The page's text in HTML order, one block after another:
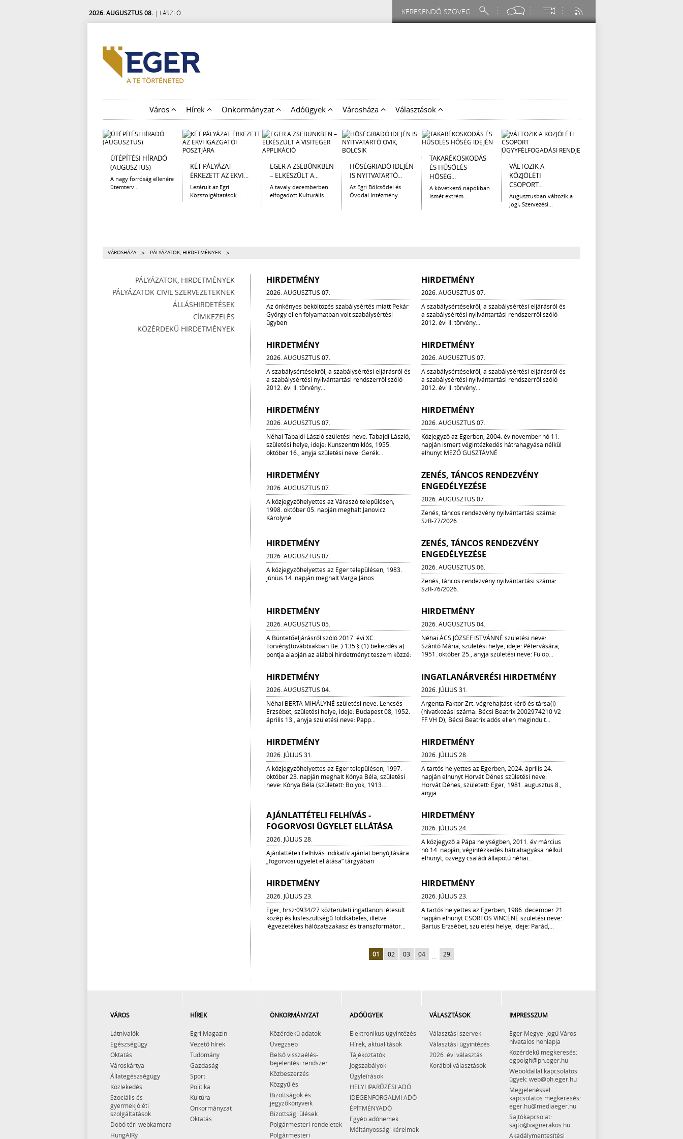
2026. AUGUSZTUS 08. | LÁSZLÓ
Város Hírek Önkormányzat Adóügyek Városháza Választások
ÚTÉPÍTÉSI HÍRADÓ
(AUGUSZTUS)
A nagy forróság ellenére
ütemterv...
KÉT PÁLYÁZAT
ÉRKEZETT AZ EKVI...
Lezárult az Egri
Közszolgáltatások...
EGER A ZSEBÜNKBEN
– ELKÉSZÜLT A...
A tavaly decemberben
elfogadott Kulturális...
HŐSÉGRIADÓ IDEJÉN
IS NYITVATARTÓ...
Az Egri Bölcsődei és
Óvodai Intézmény...
TAKARÉKOSKODÁS
ÉS HŰSÖLÉS
HŐSÉG...
A következő napokban
ismét extrém...
VÁLTOZIK A
KÖZJÓLÉTI
CSOPORT...
Augusztusban változik a
Jogi, Szervezési...
VÁROSHÁZA > PÁLYÁZATOK, HIRDETMÉNYEK >
PÁLYÁZATOK, HIRDETMÉNYEK
PÁLYÁZATOK CIVIL SZERVEZETEKNEK
ÁLLÁSHIRDETÉSEK
CÍMKEZELÉS
KÖZÉRDEKŰ HIRDETMÉNYEK
HIRDETMÉNY
2026. AUGUSZTUS 07.
Az önkényes beköltözés szabálysértés miatt Pekár
György ellen folyamatban volt szabálysértési
ügyben
HIRDETMÉNY
2026. AUGUSZTUS 07.
A szabálysértésekről, a szabálysértési eljárásról és
a szabálysértési nyilvántartási rendszerről szóló
2012. évi II. törvény...
HIRDETMÉNY
2026. AUGUSZTUS 07.
A szabálysértésekről, a szabálysértési eljárásról és
a szabálysértési nyilvántartási rendszerről szóló
2012. évi II. törvény...
HIRDETMÉNY
2026. AUGUSZTUS 07.
A szabálysértésekről, a szabálysértési eljárásról és
a szabálysértési nyilvántartási rendszerről szóló
2012. évi II. törvény...
HIRDETMÉNY
2026. AUGUSZTUS 07.
Néhai Tabajdi László születési neve: Tabajdi László,
születési helye, ideje: Kunszentmiklós, 1955.
október 16., anyja születési neve: Gerék...
HIRDETMÉNY
2026. AUGUSZTUS 07.
Közjegyző az Egerben, 2004. év november hó 11.
napján ismert végintézkedés hátrahagyása nélkül
elhunyt MEZŐ GUSZTÁVNÉ
HIRDETMÉNY
2026. AUGUSZTUS 07.
A közjegyzőhelyettes az Váraszó településen,
1998. október 05. napján meghalt Janovicz
Károlyné
ZENÉS, TÁNCOS RENDEZVÉNY
ENGEDÉLYEZÉSE
2026. AUGUSZTUS 07.
Zenés, táncos rendezvény nyilvántartási száma:
SzR-77/2026.
HIRDETMÉNY
2026. AUGUSZTUS 07.
A közjegyzőhelyettes az Eger településen, 1983.
június 14. napján meghalt Varga János
ZENÉS, TÁNCOS RENDEZVÉNY
ENGEDÉLYEZÉSE
2026. AUGUSZTUS 06.
Zenés, táncos rendezvény nyilvántartási száma:
SzR-76/2026.
HIRDETMÉNY
2026. AUGUSZTUS 05.
A Büntetőeljárásról szóló 2017. évi XC.
Törvény(továbbiakban Be. ) 135 § (1) bekezdés a)
pontja alapján az alábbi hirdetményt teszem közzé:
HIRDETMÉNY
2026. AUGUSZTUS 04.
Néhai ÁCS JÓZSEF ISTVÁNNÉ születési neve:
Szántó Mária, születési helye, ideje: Pétervására,
1951. október 25., anyja születési neve: Fülöp...
HIRDETMÉNY
2026. AUGUSZTUS 04.
Néhai BERTA MIHÁLYNÉ születési neve: Lencsés
Erzsébet, születési helye, ideje: Budapest 08, 1952.
április 13., anyja születési neve: Papp...
INGATLANÁRVERÉSI HIRDETMÉNY
2026. JÚLIUS 31.
Argenta Faktor Zrt. végrehajtást kérő és társa(i)
(hivatkozási száma: Bécsi Beatrix 2002974210 V2
FF VH D), Bécsi Beatrix adós ellen megindult...
HIRDETMÉNY
2026. JÚLIUS 31.
A közjegyzőhelyettes az Eger településen, 1997.
október 23. napján meghalt Kónya Béla, születési
neve: Kónya Béla (született: Bolyok, 1913....
HIRDETMÉNY
2026. JÚLIUS 28.
A tartós helyettes az Egerben, 2024. április 24.
napján elhunyt Horvát Dénes születési neve:
Horvát Dénes, született: Eger, 1981. augusztus 8.,
anyja...
AJÁNLATTÉTELI FELHÍVÁS -
FOGORVOSI ÜGYELET ELLÁTÁSA
2026. JÚLIUS 28.
Ajánlattételi Felhívás indikatív ajánlat benyújtására
„fogorvosi ügyelet ellátása” tárgyában
HIRDETMÉNY
2026. JÚLIUS 24.
A közjegyző a Pápa helységben, 2011. év március
hó 14. napján, végintézkedés hátrahagyása nélkül
elhunyt, özvegy családi állapotú néhai...
HIRDETMÉNY
2026. JÚLIUS 23.
Eger, hrsz:0934/27 közterületi ingatlanon létesült
közép és kisfeszültségű földkábeles, illetve
légvezetékes hálózatszakasz és transzformátor...
HIRDETMÉNY
2026. JÚLIUS 23.
A tartós helyettes az Egerben, 1986. december 21.
napján elhunyt CSORTOS VINCÉNÉ születési neve:
Bartus Erzsébet, születési helye, ideje: Parád,...
01 02 03 04 29
VÁROS
Látnivalók
Egészségügy
Oktatás
Városkártya
Állategészségügy
Közlekedés
Szociális és
gyermekjóléti
szolgáltatások
Dobó téri webkamera
HungAIRy
HÍREK
Egri Magazin
Vezető hírek
Tudomány
Gazdaság
Sport
Politika
Kultúra
Önkormányzat
Oktatás
ÖNKORMÁNYZAT
Közérdekű adatok
Üvegzseb
Belső visszaélés-
bejelentési rendszer
Közbeszerzés
Közgyűlés
Bizottságok és
jegyzőkönyveik
Bizottsági ülések
Polgármesteri rendeletek
Polgármesteri
ADÓÜGYEK
Elektronikus ügyintézés
Hírek, aktualitások
Tájékoztatók
Jogszabályok
Ügyleírások
HELYI IPARŰZÉSI ADÓ
IDEGENFORGALMI ADÓ
ÉPÍTMÉNYADÓ
Egyéb adónemek
Méltányossági kérelmek
VÁLASZTÁSOK
Választási szervek
Választási ügyintézés
2026. évi választás
Korábbi választások
IMPRESSZUM
Eger Megyei Jogú Város
hivatalos honlapja
Közérdekű megkeresés:
egpolgh@ph.eger.hu
Weboldallal kapcsolatos
ügyek: web@ph.eger.hu
Megjelenéssel
kapcsolatos megkeresés:
eger.hu@mediaeger.hu
Sajtókapcsolat:
sajto@vagnerakos.hu
Akadálymentesítési